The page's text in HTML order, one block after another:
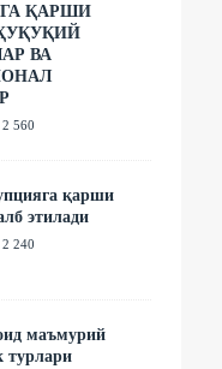
ҚАРШИ
ВА
2 560
қарши
этилади
2 240
маъмурий
турлари